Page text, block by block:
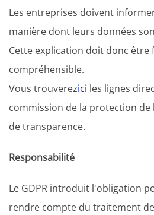
Les entreprises doivent
manière dont leurs données
Cette explication doit donc être
compréhensible.
Vous trouverezici les lignes
commission de la protection de
de transparence.
Responsabilité
Le GDPR introduit l'obligation
rendre compte du traitement